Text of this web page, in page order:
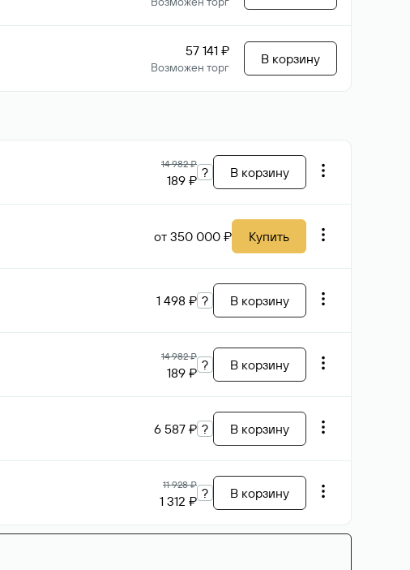
57 141 ₽
Возможен торг
В корзину
14 982 ₽
189 ₽ ? В корзину
от 350 000 ₽ Купить
1 498 ₽ ? В корзину
14 982 ₽
189 ₽ ? В корзину
6 587 ₽ ? В корзину
11 928 ₽
1 312 ₽ ? В корзину